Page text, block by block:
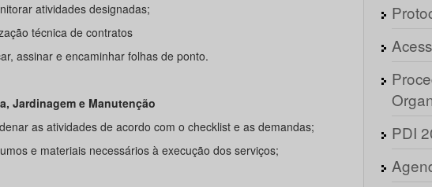
atividades designadas;
técnica de contratos
assinar e encaminhar folhas de ponto.
Jardinagem e Manutenção
as atividades de acordo com o checklist e as demandas;
e materiais necessários à execução dos serviços;
PDI